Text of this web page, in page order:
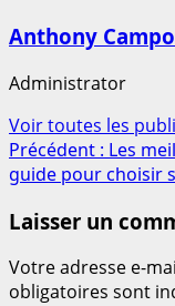
Anthony
Administrator
Voir toutes les
Navigation
d’article
Précédent : Les
guide pour choisir
Laisser un
Votre adresse e-
obligatoires sont